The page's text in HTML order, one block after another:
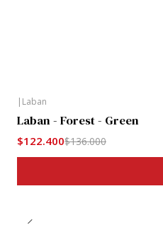
| Laban
Laban - Forest - Green
$122.400$136.000